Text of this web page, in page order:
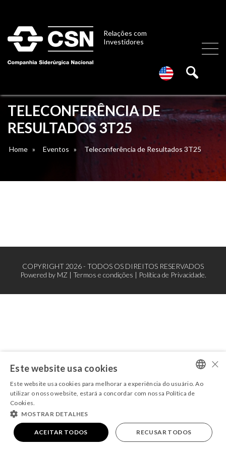
Relações com
Investidores
TELECONFERÊNCIA DE
RESULTADOS 3T25
Home » Eventos » Teleconferência de Resultados 3T25
COPYRIGHT 2026 - TODOS OS DIREITOS RESERVADOS
Powered by MZ | Termos e condições | Política de Privacidade.
PORTUGUESE
×
Este website usa cookies
Este website usa cookies para melhorar a experiência do usuário. Ao
utilizar o nosso website, estará a concordar com nossa Política de
Cookies.
MOSTRAR DETALHES
ACEITAR TODOS RECUSAR TODOS